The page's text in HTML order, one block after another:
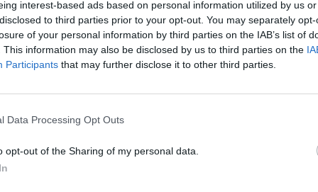
interest-based ads based on personal information utilized by us
to third parties prior to your opt-out. You may separately
of your personal information by third parties on the IAB’s list of
This information may also be disclosed by us to third parties on the
Participants that may further disclose it to other third parties.
Data Processing Opt Outs
opt-out of the Sharing of my personal data.
Klorane luchan eficazmente contra la caída
estimulando el cuero cabelludo y fortaleciendo el
cuidados específicos que asocian la fuerza de la
activo único cuya eficacia fortalecedora y estimulante
y patentada, a las virtudes del cleome,
de vitaminas B y cafeína.
cabellos saludables
y novedades Redacción
17/07/2014
marca distribuida por Omega- Pharma, lanza al